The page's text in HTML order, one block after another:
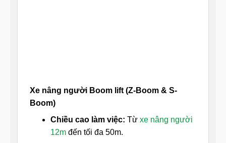
Xe nâng người Boom lift (Z-Boom & S-
Boom)
Chiều cao làm việc: Từ xe nâng người
12m đến tối đa 50m.